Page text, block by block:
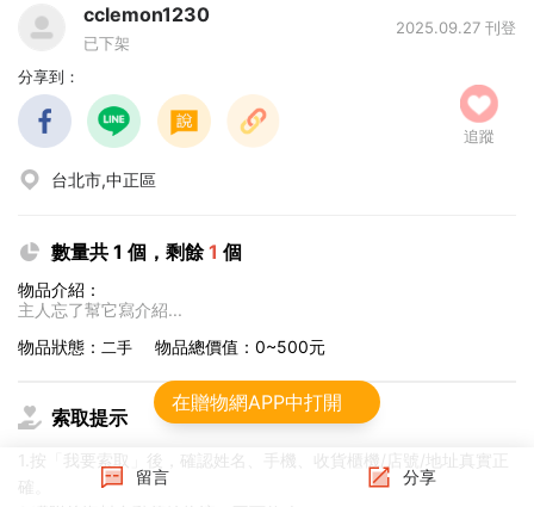
cclemon1230
已下架
2025.09.27 刊登
分享到：
追蹤
台北市,中正區
數量共 1 個，剩餘1 個
物品介紹：
主人忘了幫它寫介紹...
物品狀態： 二手 物品總價值：0~500元
索取提示
1.按「我要索取」後，確認姓名、手機、收貨櫃機/店號/地址真實正
確。
留言 分享
在贈物網APP中打開